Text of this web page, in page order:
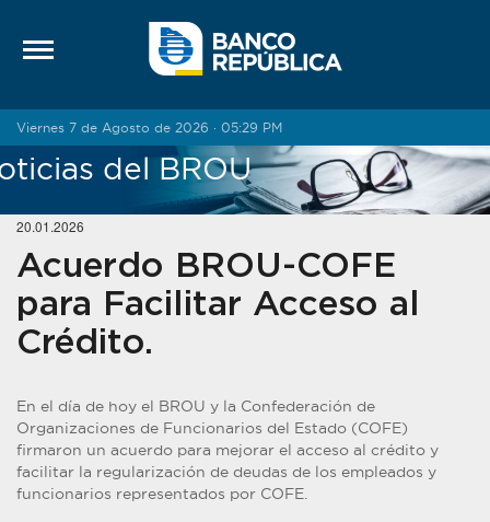
Viernes 7 de Agosto de 2026 · 05:29 PM
del BROU
20.01.2026
Acuerdo BROU-COFE
para Facilitar Acceso al
Crédito.
En el día de hoy el BROU y la Confederación de
Organizaciones de Funcionarios del Estado (COFE)
firmaron un acuerdo para mejorar el acceso al crédito y
facilitar la regularización de deudas de los empleados y
funcionarios representados por COFE.